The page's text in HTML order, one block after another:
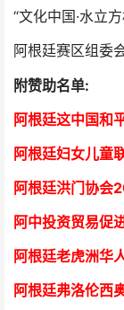
“文化中国·水立
阿根廷赛区组委
附赞助名单:
阿根廷这中国和
阿根廷妇女儿童
阿根廷洪门协会2
阿中投资贸易促
阿根廷老虎洲华
阿根廷弗洛伦西